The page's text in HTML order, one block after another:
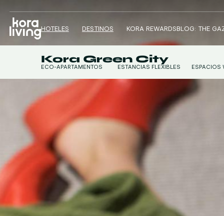
HOTELES DESTINOS KORA REWARDSBLOG: THE
Kora Green City
ECO-APARTAMENTOS
ECO-ESTUDIOS
ESTANCIAS FLEXIBLES ESPACIOS